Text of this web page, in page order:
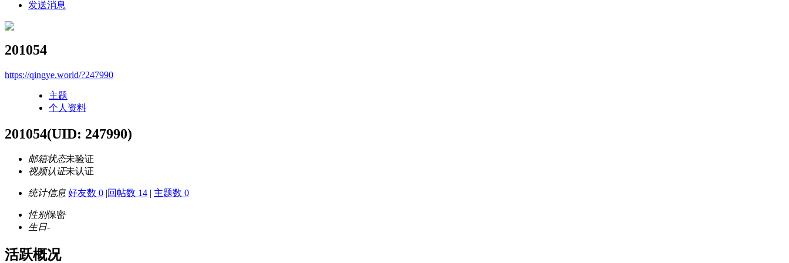
发送消息
201054
https://qingye.world/?247990
主题
个人资料
201054(UID: 247990)
邮箱状态未验证
视频认证未认证
统计信息 好友数 0 |回帖数 14 | 主题数 0
性别保密
生日-
活跃概况